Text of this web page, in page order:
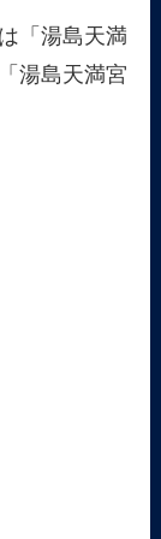
「湯島天満
湯島天満宮